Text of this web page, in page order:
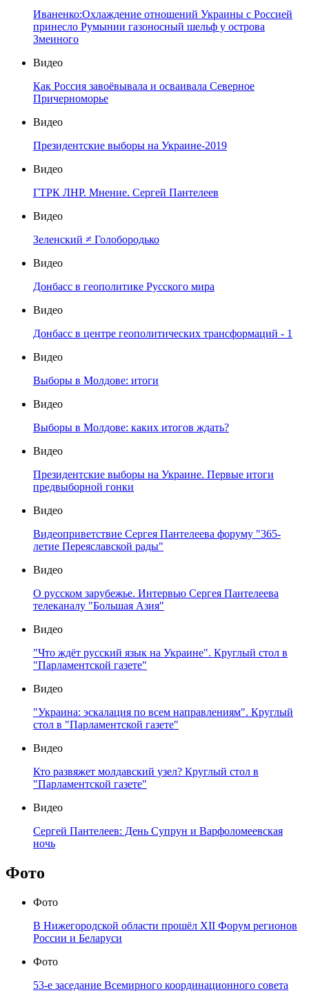
Иваненко:Охлаждение отношений Украины с Россией
принесло Румынии газоносный шельф у острова
Змеиного
Видео
Как Россия завоёвывала и осваивала Северное
Причерноморье
Видео
Президентские выборы на Украине-2019
Видео
ГТРК ЛНР. Мнение. Сергей Пантелеев
Видео
Зеленский ≠ Голобородько
Видео
Донбасс в геополитике Русского мира
Видео
Донбасс в центре геополитических трансформаций - 1
Видео
Выборы в Молдове: итоги
Видео
Выборы в Молдове: каких итогов ждать?
Видео
Президентские выборы на Украине. Первые итоги
предвыборной гонки
Видео
Видеоприветствие Сергея Пантелеева форуму "365-
летие Переяславской рады"
Видео
О русском зарубежье. Интервью Сергея Пантелеева
телеканалу "Большая Азия"
Видео
"Что ждёт русский язык на Украине". Круглый стол в
"Парламентской газете"
Видео
"Украина: эскалация по всем направлениям". Круглый
стол в "Парламентской газете"
Видео
Кто развяжет молдавский узел? Круглый стол в
"Парламентской газете"
Видео
Сергей Пантелеев: День Супрун и Варфоломеевская
ночь
Фото
Фото
В Нижегородской области прошёл XII Форум регионов
России и Беларуси
Фото
53-е заседание Всемирного координационного совета